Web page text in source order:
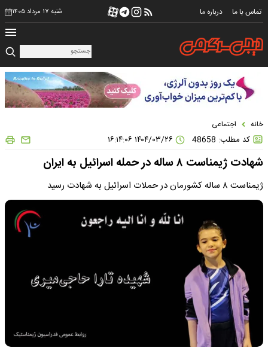
تماس با ما درباره ما شنبه ۱۷ مرداد ۱۴۰۵
خانه اجتماعی
کد مطلب: 48658
شهادت ژیمناست ۸ ساله در حمله اسرائیل به ایران
ژیمناست ۸ ساله کشورمان در حملات اسرائیل به شهادت رسید